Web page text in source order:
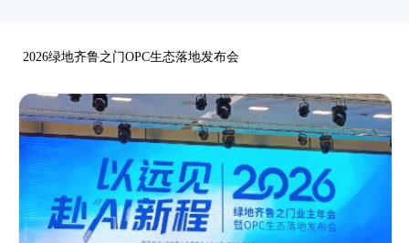
2026绿地齐鲁之门OPC生态落地发布会